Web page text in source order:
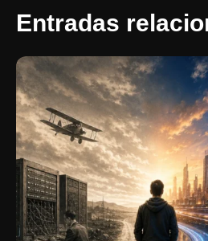
Entradas